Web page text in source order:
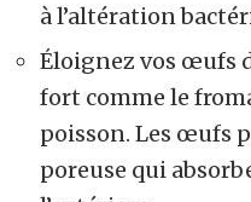
à l’altération
Éloignez vos œufs
fort comme le
poisson. Les œufs
poreuse qui